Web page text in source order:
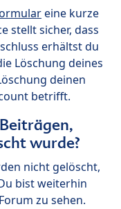
eine kurze
stellt sicher, dass
erhältst du
Löschung deines
deinen
betrifft.
wurde?
nicht gelöscht,
bist weiterhin
zu sehen.